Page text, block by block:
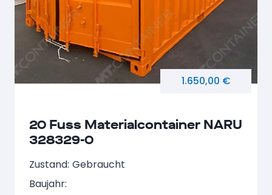
20 Fuss Materialcontainer NARU
328329-0
1.650,00 €
Zustand: Gebraucht
Baujahr: